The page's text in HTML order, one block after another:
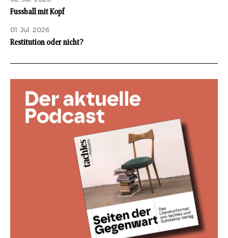
Fussball mit Kopf
01. Jul. 2026
Restitution oder nicht?